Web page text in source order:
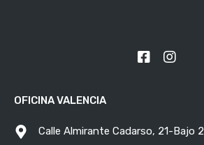
OFICINA VALENCIA
Calle Almirante Cadarso, 21-Bajo 2